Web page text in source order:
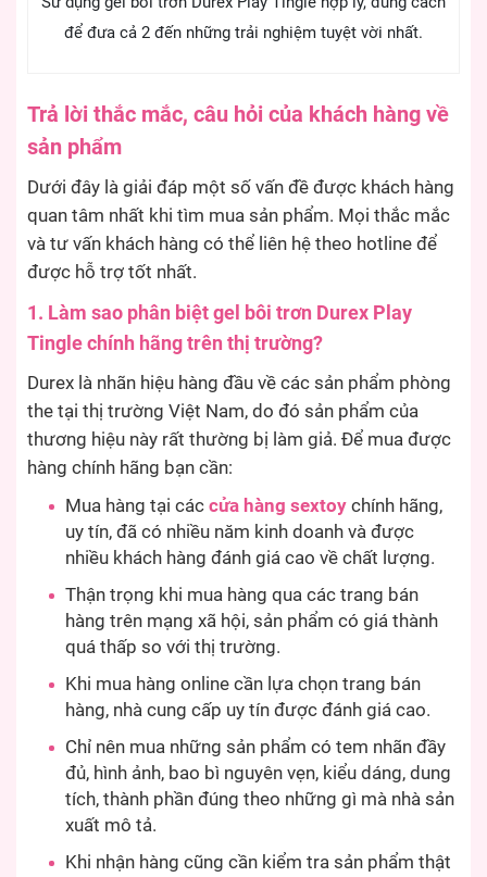
để đưa cả 2 đến những trải nghiệm tuyệt vời nhất.
Trả lời thắc mắc, câu hỏi của khách hàng về
sản phẩm
Dưới đây là giải đáp một số vấn đề được khách hàng
quan tâm nhất khi tìm mua sản phẩm. Mọi thắc mắc
và tư vấn khách hàng có thể liên hệ theo hotline để
được hỗ trợ tốt nhất.
1. Làm sao phân biệt gel bôi trơn Durex Play
Tingle chính hãng trên thị trường?
Durex là nhãn hiệu hàng đầu về các sản phẩm phòng
the tại thị trường Việt Nam, do đó sản phẩm của
thương hiệu này rất thường bị làm giả. Để mua được
hàng chính hãng bạn cần:
Mua hàng tại các cửa hàng sextoy chính hãng,
uy tín, đã có nhiều năm kinh doanh và được
nhiều khách hàng đánh giá cao về chất lượng.
Thận trọng khi mua hàng qua các trang bán
hàng trên mạng xã hội, sản phẩm có giá thành
quá thấp so với thị trường.
Khi mua hàng online cần lựa chọn trang bán
hàng, nhà cung cấp uy tín được đánh giá cao.
Chỉ nên mua những sản phẩm có tem nhãn đầy
đủ, hình ảnh, bao bì nguyên vẹn, kiểu dáng, dung
tích, thành phần đúng theo những gì mà nhà sản
xuất mô tả.
Khi nhận hàng cũng cần kiểm tra sản phẩm thật